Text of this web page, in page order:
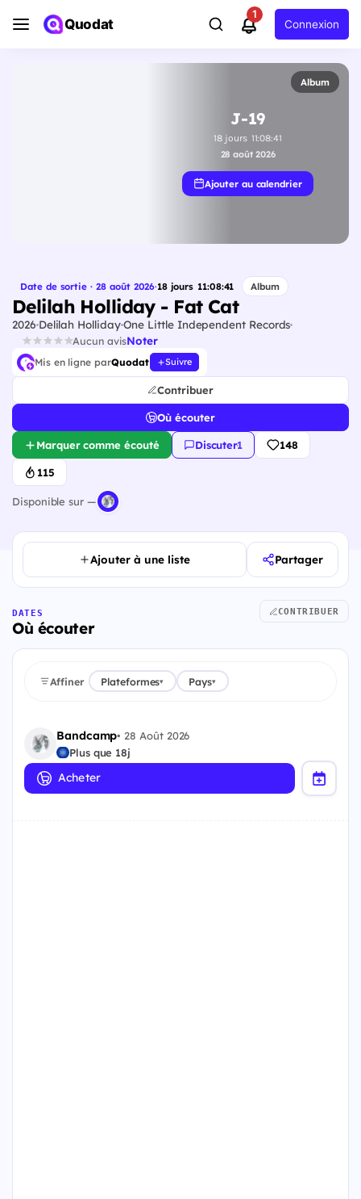
Quodat
1
Connexion
Album
J-19
18jours 11:08:40
28 août 2026
Ajouter au calendrier
Date de sortie · 28 août 2026·18 jours 11:08:40 Album
Delilah Holliday - Fat Cat
2026 Delilah HollidayOne Little Independent Records
Aucun avisNoter
Mis en ligne parQuodat Suivre
Contribuer
Où écouter
Marquer comme écouté Discuter·1 148
115
Disponible sur —
Ajouter à une liste Partager
DATES
Où écouter
CONTRIBUER
Affiner Plateformes▾ Pays▾
Bandcamp• 28 Août 2026
Plus que 18j
Acheter